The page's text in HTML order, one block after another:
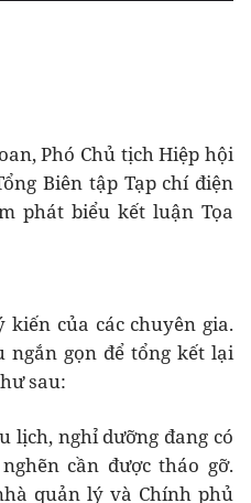
Phó Chủ tịch Hiệp hội
Biên tập Tạp chí điện
phát biểu kết luận Tọa
của các chuyên gia.
ngắn gọn để tổng kết lại
sau:
lịch, nghỉ dưỡng đang có
cần được tháo gỡ.
quản lý và Chính phủ